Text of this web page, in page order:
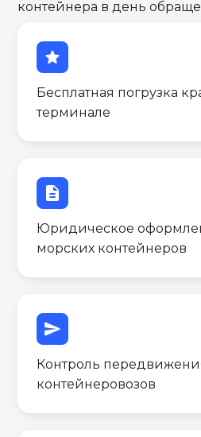
контейнера в день
star
Бесплатная погрузка
терминале
description
Юридическое
морских контейнеров
send
Контроль
контейнеровозов